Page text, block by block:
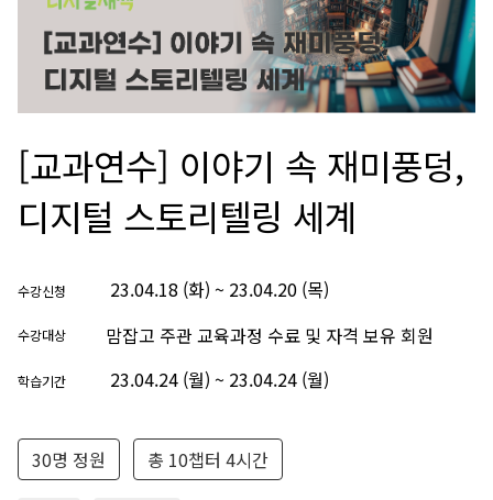
[교과연수] 이야기 속 재미풍덩,
디지털 스토리텔링 세계
수강신청 23.04.18 (화) ~ 23.04.20 (목)
수강대상 맘잡고 주관 교육과정 수료 및 자격 보유 회원
학습기간 23.04.24 (월) ~ 23.04.24 (월)
30명 정원 총 10챕터 4시간